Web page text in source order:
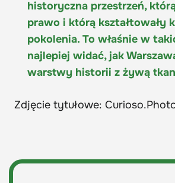
historyczna przestrzeń,
prawo i którą kształtowały
pokolenia. To właśnie w
najlepiej widać, jak
warstwy historii z żywą
Zdjęcie tytułowe: